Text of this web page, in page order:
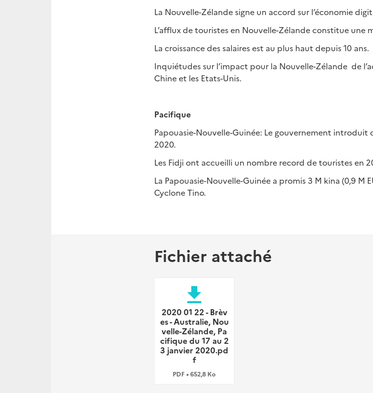
La Nouvelle-Zélande signe un accord sur l’économie
L’afflux de touristes en Nouvelle-Zélande constitue une
La croissance des salaires est au plus haut depuis 10 ans.
Inquiétudes sur l’impact pour la Nouvelle-Zélande de
Chine et les Etats-Unis.
Pacifique
Papouasie-Nouvelle-Guinée: Le gouvernement introduit
2020.
Les Fidji ont accueilli un nombre record de touristes en
La Papouasie-Nouvelle-Guinée a promis 3 M kina (0,9 M
Cyclone Tino.
Fichier attaché
file_download
2020 01 22 - Brèv
es - Australie, Nou
velle-Zélande, Pa
cifique du 17 au 2
3 janvier 2020.pd
f
PDF • 652,8 Ko